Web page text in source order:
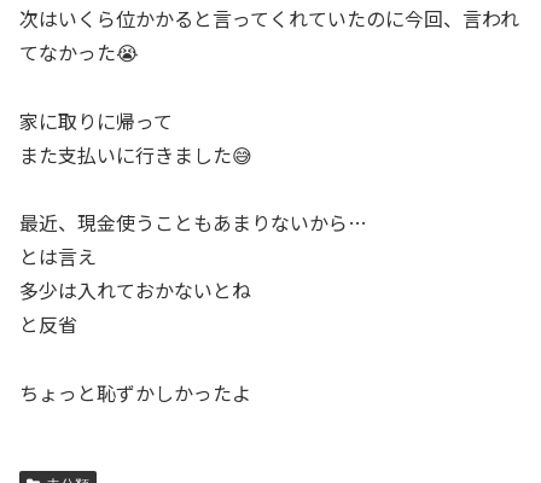
次はいくら位かかると言ってくれていたのに今回、言われ
てなかった😭
家に取りに帰って
また支払いに行きました😅
最近、現金使うこともあまりないから…
とは言え
多少は入れておかないとね
と反省
ちょっと恥ずかしかったよ